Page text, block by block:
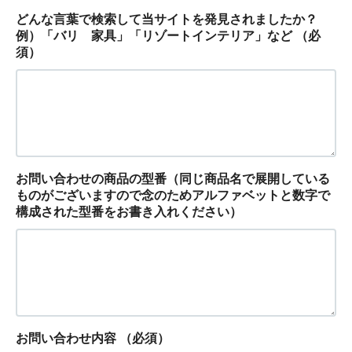
どんな言葉で検索して当サイトを発見されましたか？
例）「バリ 家具」「リゾートインテリア」など
（必
須）
お問い合わせの商品の型番（同じ商品名で展開している
ものがございますので念のためアルファベットと数字で
構成された型番をお書き入れください）
お問い合わせ内容 （必須）